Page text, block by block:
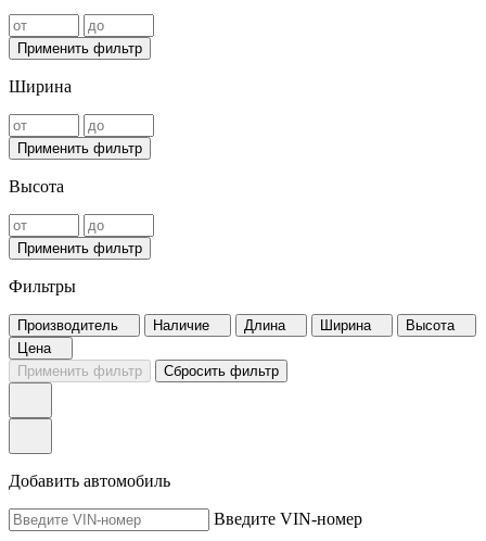
Применить фильтр
Ширина
Применить фильтр
Высота
Применить фильтр
Фильтры
Производитель Наличие Длина Ширина
Высота
Цена
Применить фильтр
Сбросить фильтр
Добавить автомобиль
Введите VIN-номер